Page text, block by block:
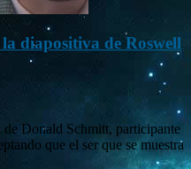
diapositiva de Roswell
de Donald Schmitt, participante
que el ser que se muestra